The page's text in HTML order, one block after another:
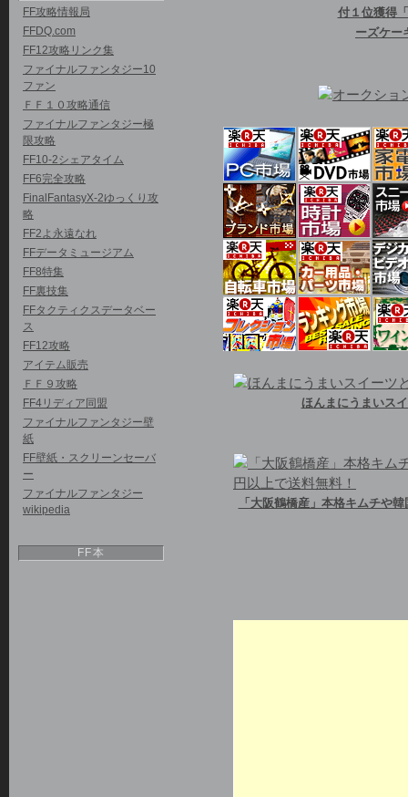
FF攻略情報局
FFDQ.com
FF12攻略リンク集
ファイナルファンタジー10
ファン
ＦＦ１０攻略通信
ファイナルファンタジー極
限攻略
FF10-2シェアタイム
FF6完全攻略
FinalFantasyX-2ゆっくり攻
略
FF2よ永遠なれ
FFデータミュージアム
FF8特集
FF裏技集
FFタクティクスデータベー
ス
FF12攻略
アイテム販売
ＦＦ９攻略
FF4リディア同盟
ファイナルファンタジー壁
紙
FF壁紙・スクリーンセーバ
ー
ファイナルファンタジー
wikipedia
FF本
付１位獲得
ーズケー
ほんまにうまいス
「大阪鶴橋産」本格キムチや